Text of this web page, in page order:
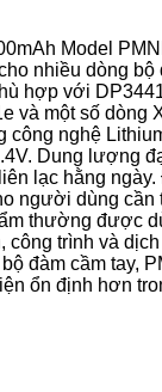
Model
nhiều dòng bộ
hợp với
và một số dòng
công nghệ
Dung lượng
lạc hằng
người dùng cần
thường được
công trình và
đàm cầm tay,
ổn định hơn